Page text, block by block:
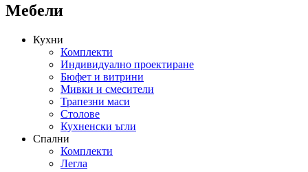
Мебели
Кухни
Комплекти
Индивидуално проектиране
Бюфет и витрини
Мивки и смесители
Трапезни маси
Столове
Кухненски ъгли
Спални
Комплекти
Легла